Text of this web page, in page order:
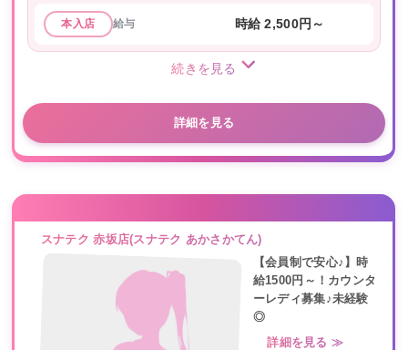
本入店 給与 時給 2,500円～
続きを見る
詳細を見る
スナテク 赤坂店(スナテク あかさかてん)
【会員制で安心♪】時
給1500円～！カウンタ
ーレディ募集♪未経験
◎
詳細を見る ≫